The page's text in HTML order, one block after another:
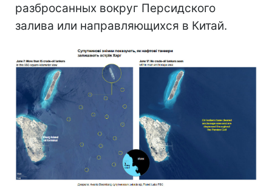
разбросанных вокруг Персидского
залива или направляющихся в Китай.